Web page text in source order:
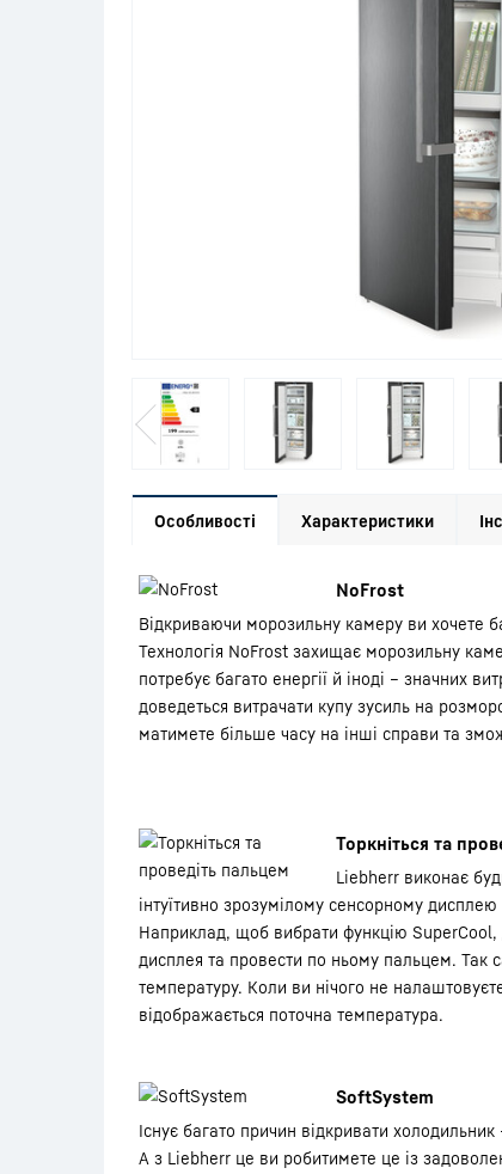
Особливості Характеристики
NoFrost
Відкриваючи морозильну камеру ви хочете
Технологія NoFrost захищає морозильну
потребує багато енергії й іноді – значних
доведеться витрачати купу зусиль на
матимете більше часу на інші справи та
Торкніться та
Liebherr виконає
інтуїтивно зрозумілому сенсорному
Наприклад, щоб вибрати функцію SuperCool,
дисплея та провести по ньому пальцем. Так
температуру. Коли ви нічого не
відображається поточна температура.
SoftSystem
Існує багато причин відкривати холодильник
А з Liebherr це ви робитимете це із